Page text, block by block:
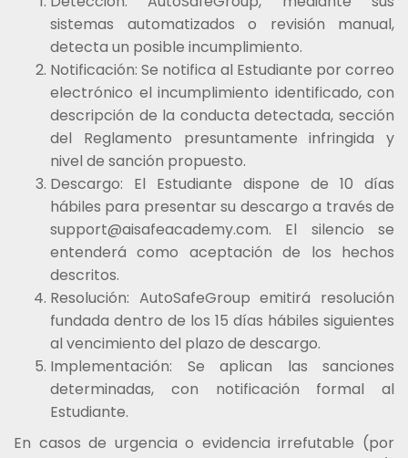
sistemas automatizados o revisión manual,
detecta un posible incumplimiento.
Notificación: Se notifica al Estudiante por correo
electrónico el incumplimiento identificado, con
descripción de la conducta detectada, sección
del Reglamento presuntamente infringida y
nivel de sanción propuesto.
Descargo: El Estudiante dispone de 10 días
hábiles para presentar su descargo a través de
support@aisafeacademy.com. El silencio se
entenderá como aceptación de los hechos
descritos.
Resolución: AutoSafeGroup emitirá resolución
fundada dentro de los 15 días hábiles siguientes
al vencimiento del plazo de descargo.
Implementación: Se aplican las sanciones
determinadas, con notificación formal al
Estudiante.
En casos de urgencia o evidencia irrefutable (por